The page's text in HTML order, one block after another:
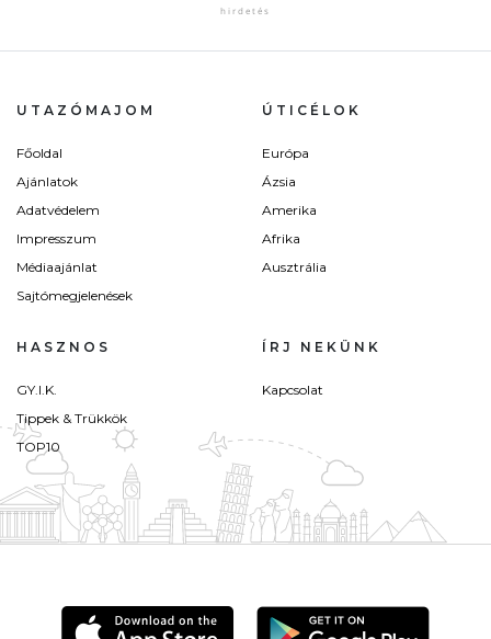
UTAZÓMAJOM
Főoldal
Ajánlatok
Adatvédelem
Impresszum
Médiaajánlat
Sajtómegjelenések
ÚTICÉLOK
Európa
Ázsia
Amerika
Afrika
Ausztrália
HASZNOS
GY.I.K.
Tippek & Trükkök
TOP10
ÍRJ NEKÜNK
Kapcsolat